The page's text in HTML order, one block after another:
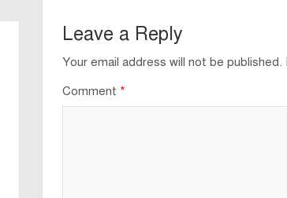
Leave a Reply
Your email address will not be published.
Comment *